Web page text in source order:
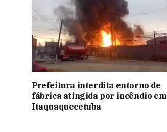
Prefeitura interdita entorno de
fábrica atingida por incêndio em
Itaquaquecetuba